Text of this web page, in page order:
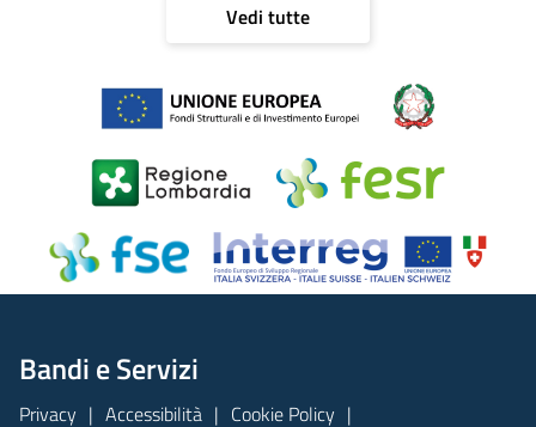
Vedi tutte
Bandi e Servizi
Privacy Accessibilità Cookie Policy